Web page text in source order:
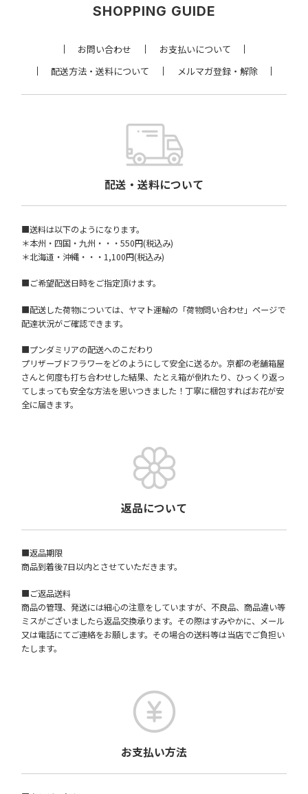
SHOPPING GUIDE
お問い合わせ
お支払いについて
配送方法・送料について
メルマガ登録・解除
配送・送料について
■送料は以下のようになります。
＊本州・四国・九州・・・550円(税込み)
＊北海道・沖縄・・・1,100円(税込み)
■ご希望配送日時をご指定頂けます。
■配送した荷物については、ヤマト運輸の「荷物問い合わせ」ページで
配達状況がご確認できます。
■プンダミリアの配送へのこだわり
プリザーブドフラワーをどのようにして安全に送るか。京都の老舗箱屋
さんと何度も打ち合わせした結果、たとえ箱が倒れたり、ひっくり返っ
てしまっても安全な方法を思いつきました！丁寧に梱包すればお花が安
全に届きます。
返品について
■返品期限
商品到着後7日以内とさせていただきます。
■ご返品送料
商品の管理、発送には細心の注意をしていますが、不良品、商品違い等
ミスがございましたら返品交換承ります。その際はすみやかに、メール
又は電話にてご連絡をお願します。その場合の送料等は当店でご負担い
たします。
お支払い方法